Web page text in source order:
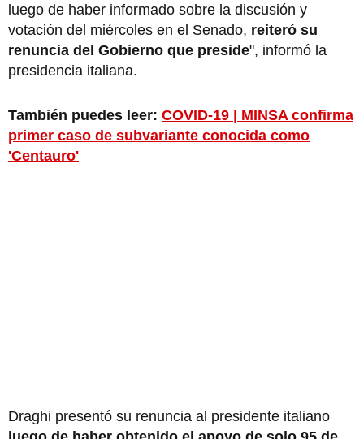
luego de haber informado sobre la discusión y
votación del miércoles en el Senado, reiteró su
renuncia del Gobierno que preside", informó la
presidencia italiana.
También puedes leer: COVID-19 | MINSA confirma
primer caso de subvariante conocida como
'Centauro'
Draghi presentó su renuncia al presidente italiano